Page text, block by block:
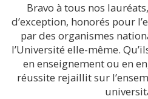
Bravo à tous nos
d’exception, honorés pour
par des organismes
l’Université elle-même.
en enseignement ou en
réussite rejaillit sur